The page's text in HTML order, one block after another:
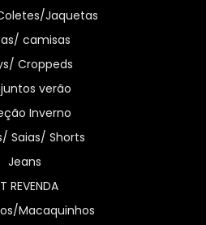
Jaquetas
camisas
Croppeds
verão
Inverno
Saias/ Shorts
Jeans
REVENDA
Macaquinhos